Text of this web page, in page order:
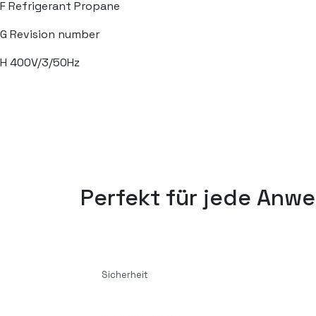
FRefrigerant Propane
G Revision number
H 400V/3/50Hz
Perfekt für jede
Sicherheit